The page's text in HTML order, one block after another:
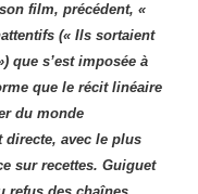
film, précédent, «
(« Ils sortaient
que s’est imposée à
que le récit linéaire
du monde
directe, avec le plus
sur recettes. Guiguet